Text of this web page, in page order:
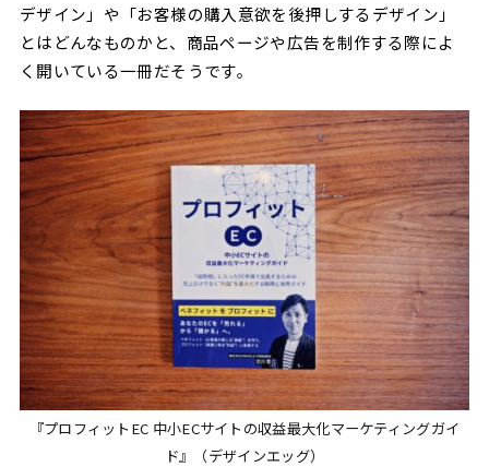
デザイン」や「お客様の購入意欲を後押しするデザイン」
とはどんなものかと、商品ページや広告を制作する際によ
く開いている一冊だそうです。
『プロフィットEC 中小ECサイトの収益最大化マーケティングガイ
ド』（デザインエッグ）